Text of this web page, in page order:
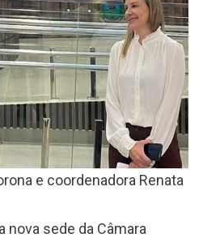
e coordenadora Renata
nova sede da Câmara